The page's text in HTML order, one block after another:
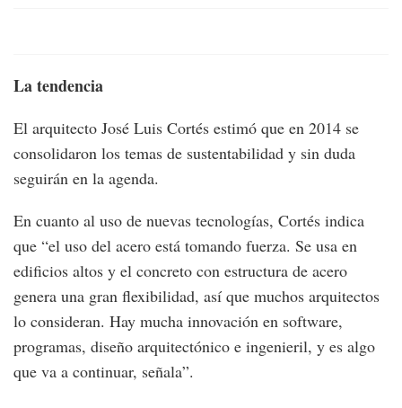
La tendencia
El arquitecto José Luis Cortés estimó que en 2014 se
consolidaron los temas de sustentabilidad y sin duda
seguirán en la agenda.
En cuanto al uso de nuevas tecnologías, Cortés indica
que “el uso del acero está tomando fuerza. Se usa en
edificios altos y el concreto con estructura de acero
genera una gran flexibilidad, así que muchos arquitectos
lo consideran. Hay mucha innovación en software,
programas, diseño arquitectónico e ingenieril, y es algo
que va a continuar, señala”.